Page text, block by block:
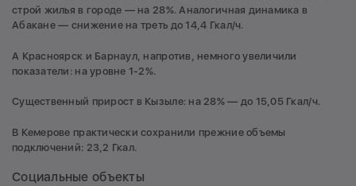
строй жилья в городе — на 28%. Аналогичная динамика в
Абакане — снижение на треть до 14,4 Гкал/ч.
А Красноярск и Барнаул, напротив, немного увеличили
показатели: на уровне 1-2%.
Существенный прирост в Кызыле: на 28% — до 15,05 Гкал/ч.
В Кемерове практически сохранили прежние объемы
подключений: 23,2 Гкал.
Социальные объекты